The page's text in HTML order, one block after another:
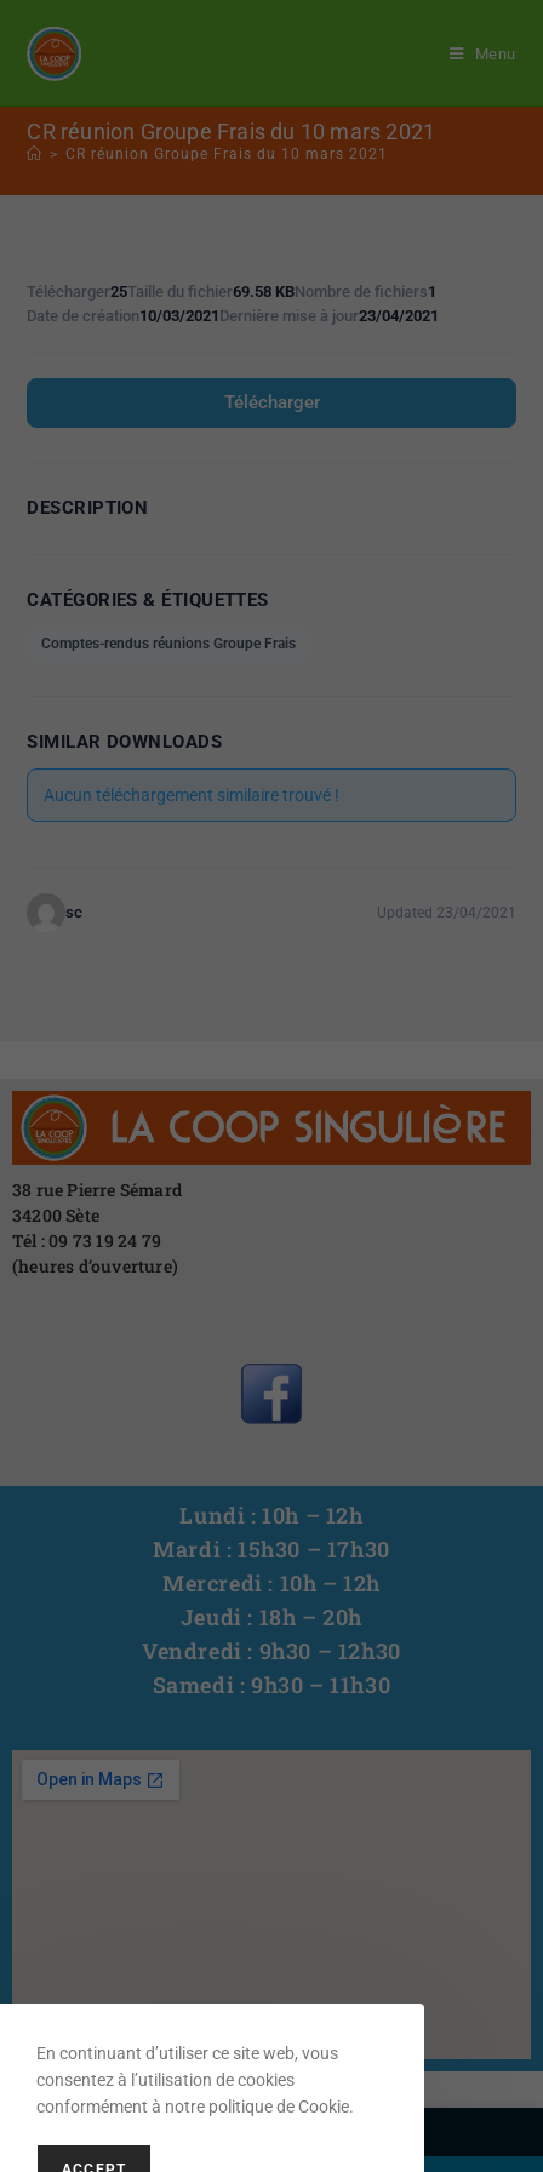
Menu
CR réunion Groupe Frais du 10 mars 2021
> CR réunion Groupe Frais du 10 mars 2021
Télécharger25Taille du fichier69.58 KBNombre de fichiers1
Date de création10/03/2021 Dernière mise à jour23/04/2021
Télécharger
DESCRIPTION
CATÉGORIES & ÉTIQUETTES
Comptes-rendus réunions Groupe Frais
SIMILAR DOWNLOADS
Aucun téléchargement similaire trouvé !
sc Updated 23/04/2021
38 rue Pierre Sémard
34200 Sète
Tél : 09 73 19 24 79
(heures d’ouverture)
Lundi : 10h – 12h
Mardi : 15h30 – 17h30
Mercredi : 10h – 12h
Jeudi : 18h – 20h
Vendredi : 9h30 – 12h30
Samedi : 9h30 – 11h30
En continuant d’utiliser ce site web, vous
consentez à l’utilisation de cookies
conformément à notre politique de Cookie.